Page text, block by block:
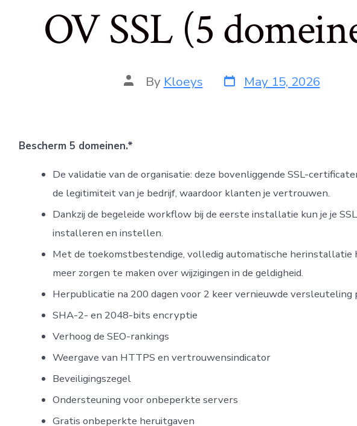
OV SSL (5
By Kloeys May 15, 2026
Bescherm 5 domeinen.*
De validatie van de organisatie: deze bovenliggende SSL-
de legitimiteit van je bedrijf, waardoor klanten je vertrouwen.
Dankzij de begeleide workflow bij de eerste installatie kun je je
installeren en instellen.
Met de toekomstbestendige, volledig automatische herinstallatie
meer zorgen te maken over wijzigingen in de geldigheid.
Herpublicatie na 200 dagen voor 2 keer vernieuwde versleuteling
SHA-2- en 2048-bits encryptie
Verhoog de SEO-rankings
Weergave van HTTPS en vertrouwensindicator
Beveiligingszegel
Ondersteuning voor onbeperkte servers
Gratis onbeperkte heruitgaven